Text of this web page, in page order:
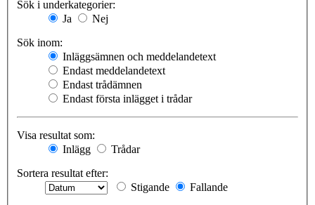
Sök i underkategorier:
Ja
Nej
Sök inom:
Inläggsämnen och meddelandetext
Endast meddelandetext
Endast trådämnen
Endast första inlägget i trådar
Visa resultat som:
Inlägg
Trådar
Sortera resultat efter:
Stigande
Fallande